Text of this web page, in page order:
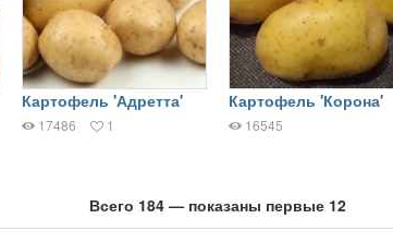
Картофель 'Адретта'
17486 1
Картофель 'Корона'
16545
Всего 184 — показаны первые 12